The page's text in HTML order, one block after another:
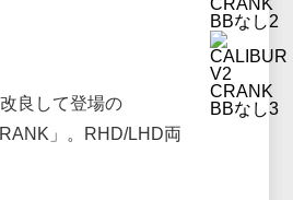
良して登場の
」。RHD/LHD両